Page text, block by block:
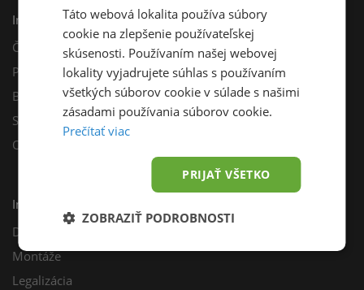
Informácie
Často kladené otázky
Poradňa
Blog
Sprievodca výberom fotovoltiky
Odporúčací program
Inštalácie
Dotácie
Montáže
Legalizácia
Táto webová lokalita používa súbory
cookie na zlepšenie používateľskej
skúsenosti. Používaním našej webovej
lokality vyjadrujete súhlas s používaním
všetkých súborov cookie v súlade s našimi
zásadami používania súborov cookie.
Prečítať viac
PRIJAŤ VŠETKO
ZOBRAZIŤ PODROBNOSTI